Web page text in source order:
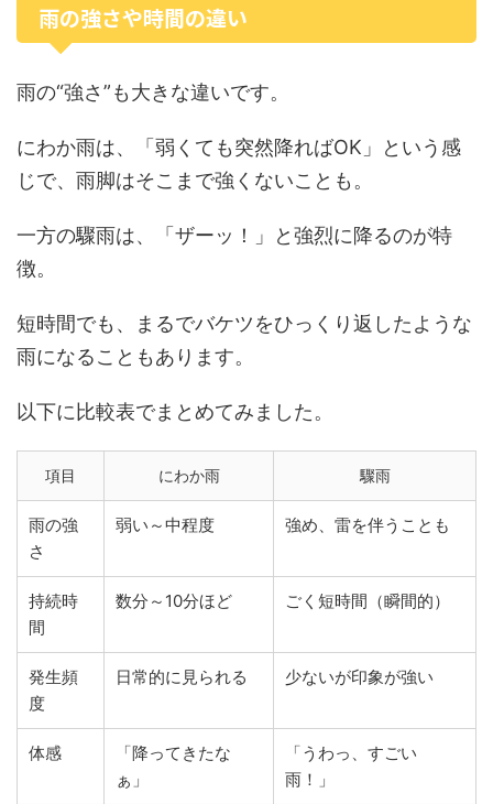
雨の強さや時間の違い
雨の“強さ”も大きな違いです。
にわか雨は、「弱くても突然降ればOK」という感
じで、雨脚はそこまで強くないことも。
一方の驟雨は、「ザーッ！」と強烈に降るのが特
徴。
短時間でも、まるでバケツをひっくり返したような
雨になることもあります。
以下に比較表でまとめてみました。
項目 にわか雨 驟雨
雨の強
さ
弱い～中程度 強め、雷を伴うことも
持続時
間
数分～10分ほど ごく短時間（瞬間的）
発生頻
度
日常的に見られる 少ないが印象が強い
体感
「降ってきたな
ぁ」
「うわっ、すごい
雨！」